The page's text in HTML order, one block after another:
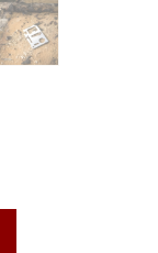
KLUB